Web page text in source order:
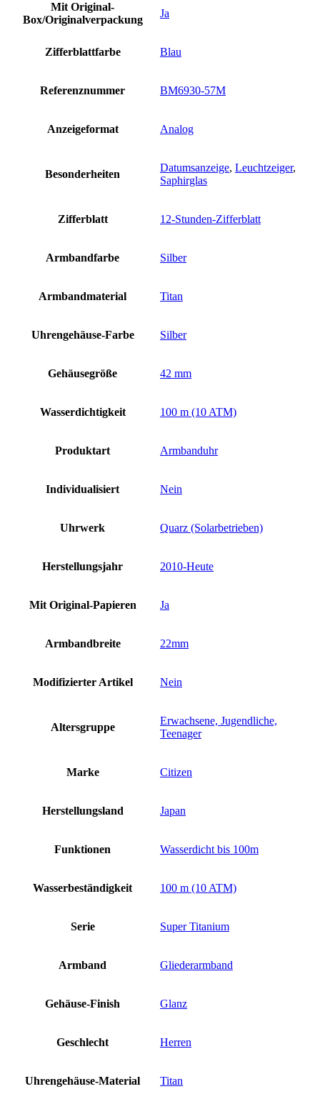
Mit Original-
Box/Originalverpackung
Ja
Zifferblattfarbe Blau
Referenznummer BM6930-57M
Anzeigeformat Analog
Besonderheiten
Datumsanzeige, Leuchtzeiger,
Saphirglas
Zifferblatt 12-Stunden-Zifferblatt
Armbandfarbe Silber
Armbandmaterial Titan
Uhrengehäuse-Farbe Silber
Gehäusegröße 42 mm
Wasserdichtigkeit 100 m (10 ATM)
Produktart Armbanduhr
Individualisiert Nein
Uhrwerk Quarz (Solarbetrieben)
Herstellungsjahr 2010-Heute
Mit Original-Papieren Ja
Armbandbreite 22mm
Modifizierter Artikel Nein
Altersgruppe
Erwachsene, Jugendliche,
Teenager
Marke Citizen
Herstellungsland Japan
Funktionen Wasserdicht bis 100m
Wasserbeständigkeit 100 m (10 ATM)
Serie Super Titanium
Armband Gliederarmband
Gehäuse-Finish Glanz
Geschlecht Herren
Uhrengehäuse-Material Titan